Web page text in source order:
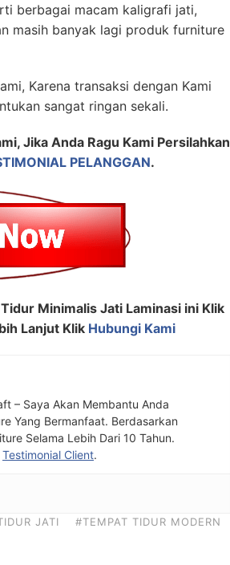
berbagai macam kaligrafi jati,
masih banyak lagi produk furniture
Karena transaksi dengan Kami
sangat ringan sekali.
Jika Anda Ragu Kami Persilahkan
PELANGGAN.
Minimalis Jati Laminasi ini Klik
Lanjut Klik Hubungi Kami
– Saya Akan Membantu Anda
Yang Bermanfaat. Berdasarkan
Selama Lebih Dari 10 Tahun.
Testimonial Client.
JATI
#TEMPAT TIDUR MODERN